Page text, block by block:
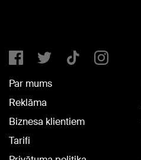
Par mums
Reklāma
Biznesa klientiem
Tarifi